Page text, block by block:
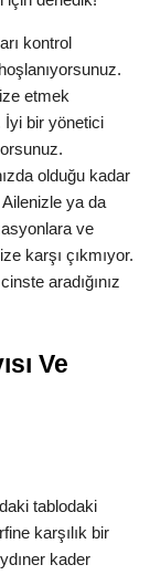
kontrol
etmek
İyi bir yönetici
olduğu kadar
ya da
ve
karşı çıkmıyor.
aradığınız
Ve
tablodaki
karşılık bir
kader